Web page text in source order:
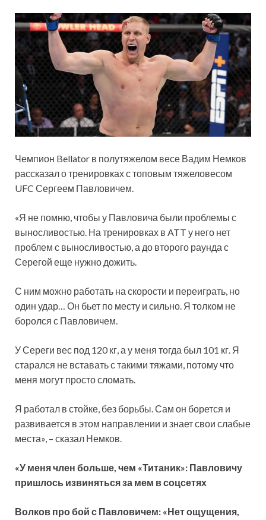
Чемпион Bellator в полутяжелом весе Вадим Немков
рассказал о тренировках с топовым тяжеловесом
UFC Сергеем Павловичем.
«Я не помню, чтобы у Павловича были проблемы с
выносливостью. На тренировках в ATT у него нет
проблем с выносливостью, а до второго раунда с
Серегой еще нужно дожить.
С ним можно работать на скорости и переиграть, но
один удар… Он бьет по месту и сильно. Я толком не
боролся с Павловичем.
У Сереги вес под 120 кг, а у меня тогда был 101 кг. Я
старался не вставать с такими тяжами, потому что
меня могут просто сломать.
Я работал в стойке, без борьбы. Сам он борется и
развивается в этом направлении и знает свои слабые
места», – сказал Немков.
«У меня член больше, чем «Титаник»: Павловичу
пришлось извиняться за мем в соцсетях
Волков про бой с Павловичем: «Нет ощущения,